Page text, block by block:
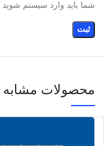
شما باید وارد سیستم شوید
محصولات مشابه